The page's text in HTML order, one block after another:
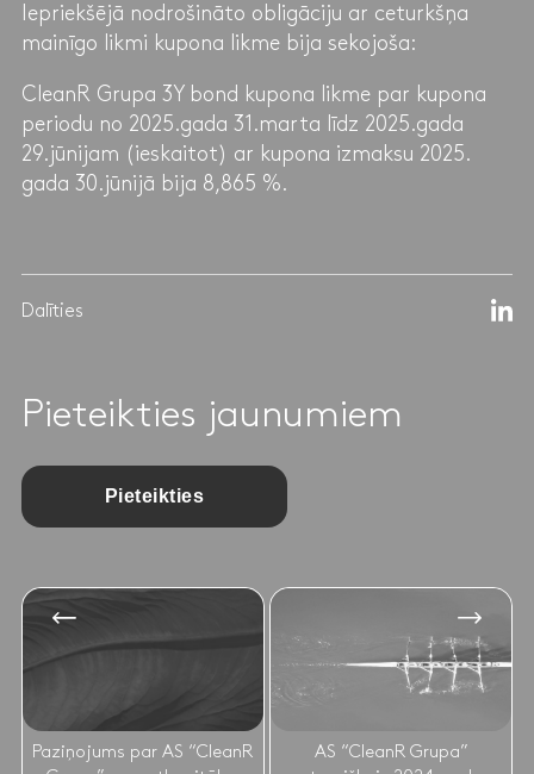
Iepriekšējā nodrošināto obligāciju ar ceturkšņa
mainīgo likmi kupona likme bija sekojoša:
CleanR Grupa 3Y bond kupona likme par kupona
periodu no 2025.gada 31.marta līdz 2025.gada
29.jūnijam (ieskaitot) ar kupona izmaksu 2025.
gada 30.jūnijā bija 8,865 %.
Dalīties
Pieteikties jaunumiem
Pieteikties
Paziņojums par AS “CleanR
AS “CleanR Grupa”